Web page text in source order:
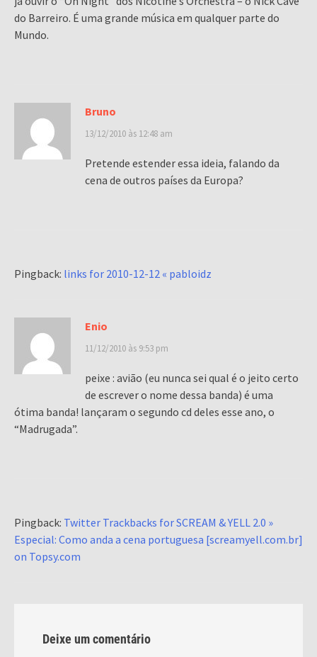
do Barreiro. É uma grande música em qualquer parte do
Mundo.
Bruno
13/12/2010 às 12:48 am
Pretende estender essa ideia, falando da
cena de outros países da Europa?
Pingback: links for 2010-12-12 « pabloidz
Enio
11/12/2010 às 9:53 pm
peixe : avião (eu nunca sei qual é o jeito certo
de escrever o nome dessa banda) é uma
ótima banda! lançaram o segundo cd deles esse ano, o
“Madrugada”.
Pingback: Twitter Trackbacks for SCREAM & YELL 2.0 »
Especial: Como anda a cena portuguesa [screamyell.com.br]
on Topsy.com
Deixe um comentário